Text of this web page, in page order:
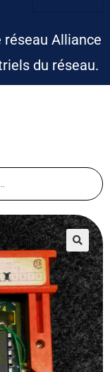
Alliance
du réseau.